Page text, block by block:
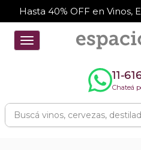
Hasta 40% OFF en Vinos,
Toggle
navigation
11-
Chateá